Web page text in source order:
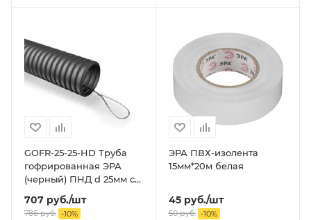
GOFR-25-25-HD Труба
гофрированная ЭРА
(черный) ПНД d 25мм с
зонд. легкая 25м
707 руб./шт
786руб. -10%
ЭРА ПВХ-изолента
15мм*20м белая
45руб./шт
50руб. -10%